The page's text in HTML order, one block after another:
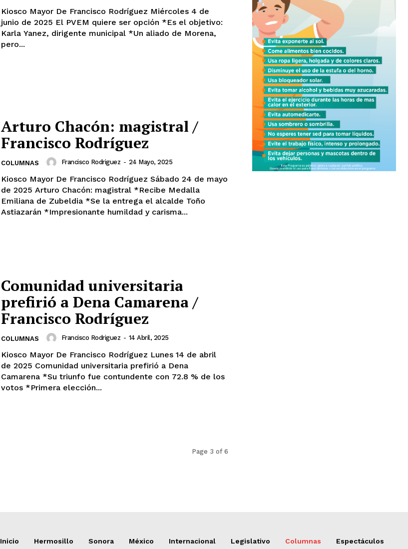
Kiosco Mayor De Francisco Rodríguez Miércoles 4 de
junio de 2025 El PVEM quiere ser opción *Es el objetivo:
Karla Yanez, dirigente municipal *Un aliado de Morena,
pero...
Arturo Chacón: magistral /
Francisco Rodríguez
COLUMNAS Francisco Rodriguez - 24 Mayo, 2025
Kiosco Mayor De Francisco Rodríguez Sábado 24 de mayo
de 2025 Arturo Chacón: magistral *Recibe Medalla
Emiliana de Zubeldia *Se la entrega el alcalde Toño
Astiazarán *Impresionante humildad y carisma...
Comunidad universitaria
prefirió a Dena Camarena /
Francisco Rodríguez
COLUMNAS Francisco Rodriguez - 14 Abril, 2025
Kiosco Mayor De Francisco Rodríguez Lunes 14 de abril
de 2025 Comunidad universitaria prefirió a Dena
Camarena *Su triunfo fue contundente con 72.8 % de los
votos *Primera elección...
Page 3 of 6
Inicio Hermosillo Sonora México Internacional Legislativo Columnas Espectáculos